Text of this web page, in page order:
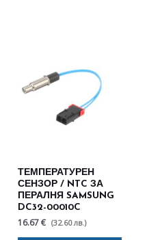
ТЕМПЕРАТУРЕН
СЕНЗОР / NTC ЗА
ПЕРАЛНЯ SAMSUNG
DC32-00010C
16.67 € (32.60 лв.)